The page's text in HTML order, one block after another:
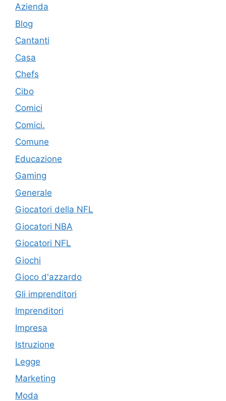
Azienda
Blog
Cantanti
Casa
Chefs
Cibo
Comici
Comici.
Comune
Educazione
Gaming
Generale
Giocatori della NFL
Giocatori NBA
Giocatori NFL
Giochi
Gioco d'azzardo
Gli imprenditori
Imprenditori
Impresa
Istruzione
Legge
Marketing
Moda